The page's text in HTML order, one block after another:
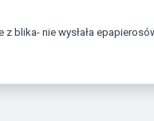
z blika- nie wysłała